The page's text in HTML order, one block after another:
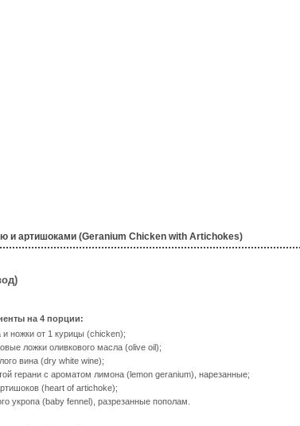
и артишоками (Geranium Chicken with Artichokes)
на 4 порции:
и ножки от 1 курицы (chicken);
ложки оливкового масла (olive oil);
вина (dry white wine);
герани с ароматом лимона (lemon geranium), нарезанные;
(heart of artichoke);
укропа (baby fennel), разрезанные пополам.